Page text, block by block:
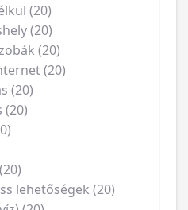
(20)
(20)
(20)
(20)
(20)
(20)
lehetőségek (20)